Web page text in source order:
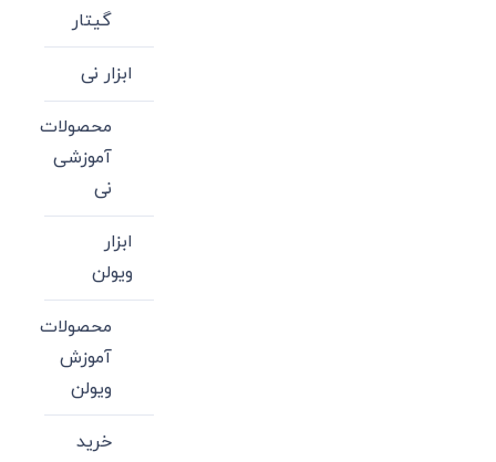
گیتار
ابزار نی
محصولات
آموزشی
نی
ابزار
ویولن
محصولات
آموزش
ویولن
خرید